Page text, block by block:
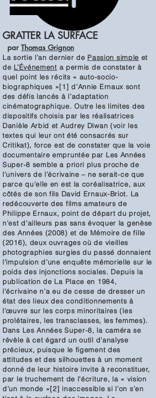
GRATTER LA SURFACE
par Thomas Grignon
La sortie l’an dernier de Passion simple et
de L’Événement a permis de constater à
quel point les récits « auto-socio-
biographiques »[1] d’Annie Ernaux sont
des défis lancés à l’adaptation
cinématographique. Outre les limites des
dispositifs choisis par les réalisatrices
Danièle Arbid et Audrey Diwan (voir les
textes qui leur ont été consacrés sur
Critikat), force est de constater que la voie
documentaire empruntée par Les Années
Super-8 semble a priori plus proche de
l’univers de l’écrivaine – ne serait-ce que
parce qu’elle en est la coréalisatrice, aux
côtés de son fils David Ernaux-Briot. La
redécouverte des films amateurs de
Philippe Ernaux, point de départ du projet,
n’est d’ailleurs pas sans évoquer la genèse
des Années (2008) et de Mémoire de fille
(2016), deux ouvrages où de vieilles
photographies surgies du passé donnaient
l’impulsion d’une enquête mémorielle sur le
poids des injonctions sociales. Depuis la
publication de La Place en 1984,
l’écrivaine n’a eu de cesse de dresser un
état des lieux des conditionnements à
l’œuvre sur les corps minoritaires (les
prolétaires, les transclasses, les femmes).
Dans Les Années Super-8, la caméra se
révèle à cet égard un outil d’analyse
précieux, puisque le figement des
attitudes et des silhouettes à un moment
donné de leur histoire invite à reconstituer,
par le truchement de l’écriture, la « vision
d’un monde »[2] inaccessible si l’on s’en